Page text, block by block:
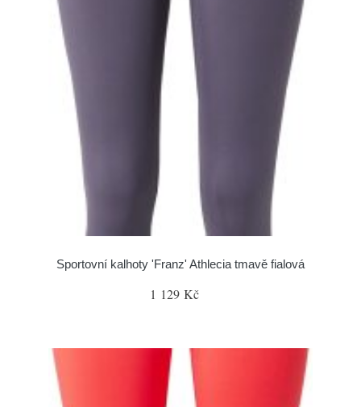
Sportovní kalhoty 'Franz' Athlecia tmavě fialová
1 129 Kč